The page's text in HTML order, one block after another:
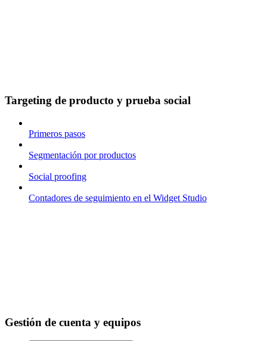
Targeting de producto y prueba social
Primeros pasos
Segmentación por productos
Social proofing
Contadores de seguimiento en el Widget Studio
Gestión de cuenta y equipos